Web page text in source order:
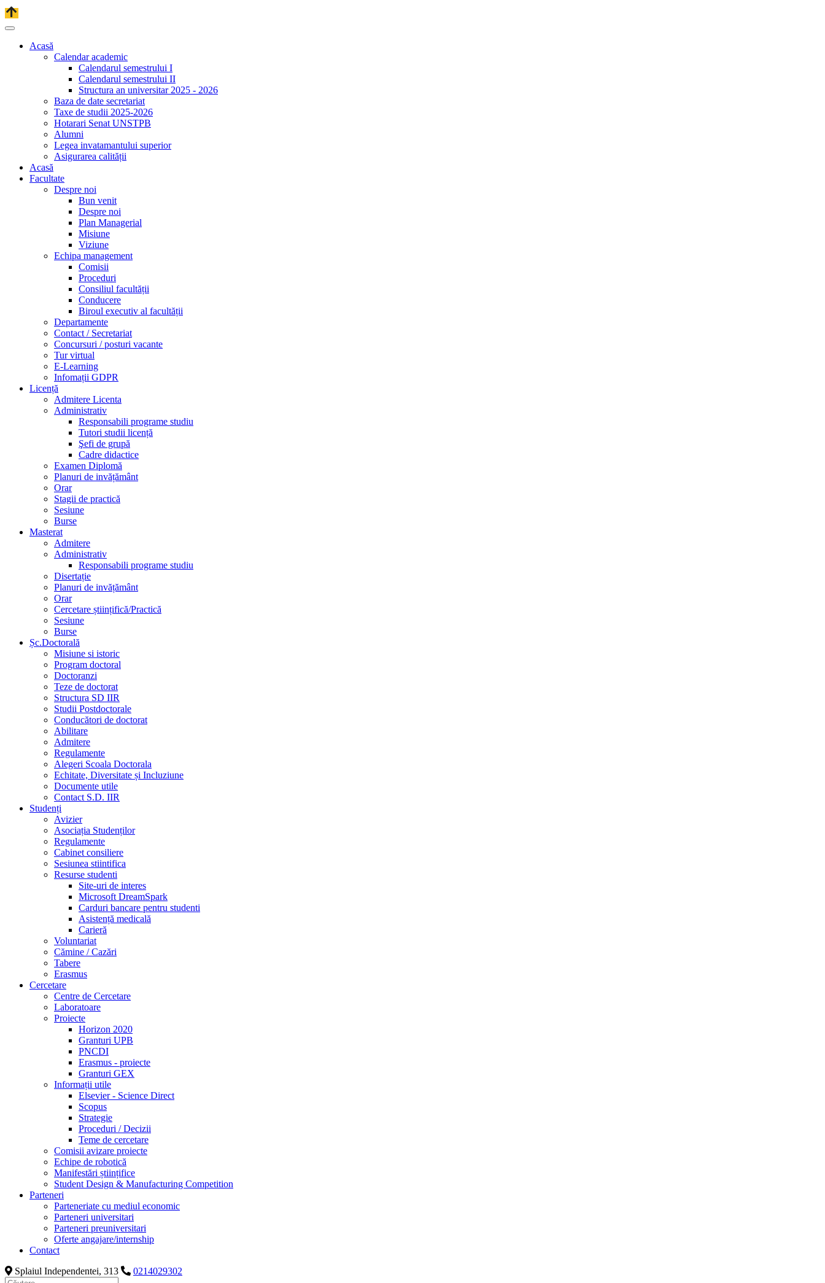
Acasă
Calendar academic
Calendarul semestrului I
Calendarul semestrului II
Structura an universitar 2025 - 2026
Baza de date secretariat
Taxe de studii 2025-2026
Hotarari Senat UNSTPB
Alumni
Legea invatamantului superior
Asigurarea calității
Acasă
Facultate
Despre noi
Bun venit
Despre noi
Plan Managerial
Misiune
Viziune
Echipa management
Comisii
Proceduri
Consiliul facultății
Conducere
Biroul executiv al facultății
Departamente
Contact / Secretariat
Concursuri / posturi vacante
Tur virtual
E-Learning
Infomații GDPR
Licență
Admitere Licenta
Administrativ
Responsabili programe studiu
Tutori studii licență
Şefi de grupă
Cadre didactice
Examen Diplomă
Planuri de invățământ
Orar
Stagii de practică
Sesiune
Burse
Masterat
Admitere
Administrativ
Responsabili programe studiu
Disertație
Planuri de invățământ
Orar
Cercetare științifică/Practică
Sesiune
Burse
Șc.Doctorală
Misiune si istoric
Program doctoral
Doctoranzi
Teze de doctorat
Structura SD IIR
Studii Postdoctorale
Conducători de doctorat
Abilitare
Admitere
Regulamente
Alegeri Scoala Doctorala
Echitate, Diversitate și Incluziune
Documente utile
Contact S.D. IIR
Studenți
Avizier
Asociația Studenților
Regulamente
Cabinet consiliere
Sesiunea stiintifica
Resurse studenti
Site-uri de interes
Microsoft DreamSpark
Carduri bancare pentru studenti
Asistență medicală
Carieră
Voluntariat
Cămine / Cazări
Tabere
Erasmus
Cercetare
Centre de Cercetare
Laboratoare
Proiecte
Horizon 2020
Granturi UPB
PNCDI
Erasmus - proiecte
Granturi GEX
Informații utile
Elsevier - Science Direct
Scopus
Strategie
Proceduri / Decizii
Teme de cercetare
Comisii avizare proiecte
Echipe de robotică
Manifestări științifice
Student Design & Manufacturing Competition
Parteneri
Parteneriate cu mediul economic
Parteneri universitari
Parteneri preuniversitari
Oferte angajare/internship
Contact
Splaiul Independentei, 313
0214029302